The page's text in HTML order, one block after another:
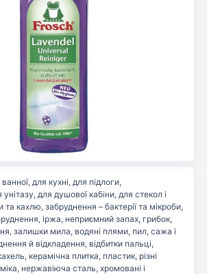
для кухні, для підлоги,
для душової кабіни, для стекол і
та кахлю, забруднення – бактерії та мікроби,
іржа, неприємний запах, грибок,
залишки мила, водяні плями, пил, сажа і
й відкладення, відбитки пальці,
керамічна плитка, пластик, різні
нержавіюча сталь, хромовані і